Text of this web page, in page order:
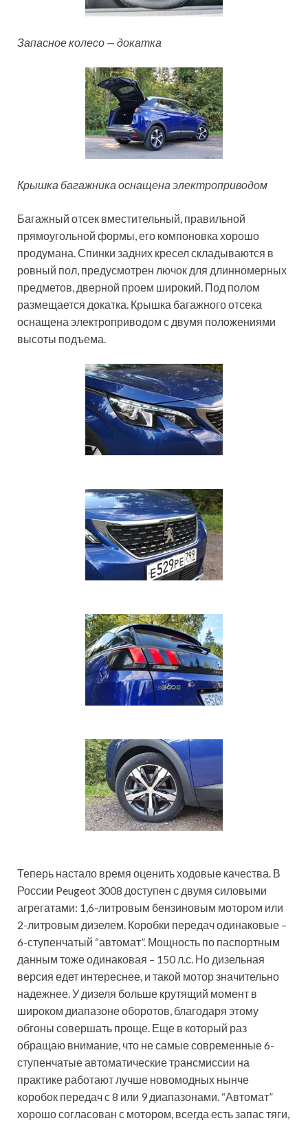
Запасное колесо — докатка
Крышка багажника оснащена электроприводом
Багажный отсек вместительный, правильной
прямоугольной формы, его компоновка хорошо
продумана. Спинки задних кресел складываются в
ровный пол, предусмотрен лючок для длинномерных
предметов, дверной проем широкий. Под полом
размещается докатка. Крышка багажного отсека
оснащена электроприводом с двумя положениями
высоты подъема.
Теперь настало время оценить ходовые качества. В
России Peugeot 3008 доступен с двумя силовыми
агрегатами: 1,6-литровым бензиновым мотором или
2-литровым дизелем. Коробки передач одинаковые –
6-ступенчатый “автомат”. Мощность по паспортным
данным тоже одинаковая – 150 л.с. Но дизельная
версия едет интереснее, и такой мотор значительно
надежнее. У дизеля больше крутящий момент в
широком диапазоне оборотов, благодаря этому
обгоны совершать проще. Еще в который раз
обращаю внимание, что не самые современные 6-
ступенчатые автоматические трансмиссии на
практике работают лучше новомодных нынче
коробок передач с 8 или 9 диапазонами. “Автомат”
хорошо согласован с мотором, всегда есть запас тяги,